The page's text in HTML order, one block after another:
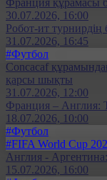
Франция құрамасы
30.07.2026, 16:00
Робот-ит
31.07.2026, 16:45
#Футбол
Concacaf
қарсы шықты
31.07.2026, 12:00
Франция – Англия:
18.07.2026, 10:00
#Футбол
#FIFA World Cup
Англия -
15.07.2026, 16:00